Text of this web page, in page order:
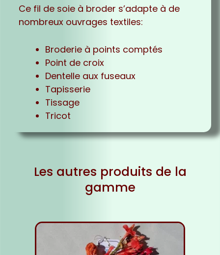
Ce fil de soie à broder s’adapte à de
nombreux ouvrages textiles:
Broderie à points comptés
Point de croix
Dentelle aux fuseaux
Tapisserie
Tissage
Tricot
Les autres produits de la
gamme